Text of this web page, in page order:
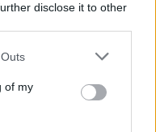
disclose it to other
of my